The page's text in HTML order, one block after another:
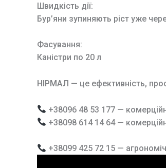
Швидкість дії:
Бур’яни зупиняють ріст уже
Фасування:
Каністри по 20 л
НІРМАЛ — це ефективність,
+38096 48 53 177 —
+38098 614 14 64 —
+38099 425 72 15 —